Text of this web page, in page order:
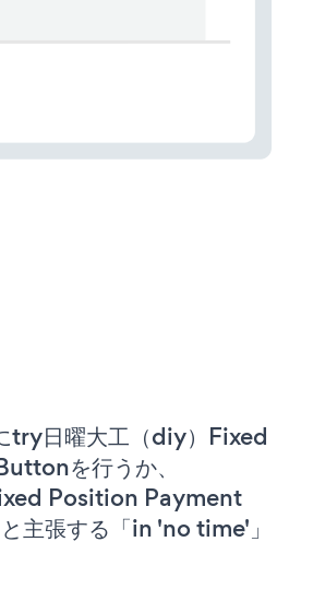
try日曜大工（diy）Fixed
を行うか、
Position Payment
主張する「in 'no time'」